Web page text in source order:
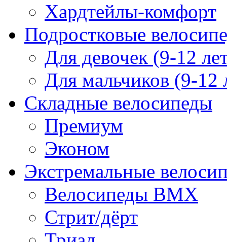
Хардтейлы-комфорт
Подростковые
Для девочек (9-12
Для мальчиков (9-12
Складные велосипеды
Премиум
Эконом
Экстремальные
Велосипеды BMX
Стрит/дёрт